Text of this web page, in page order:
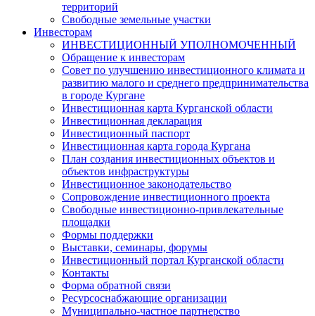
территорий
Свободные земельные участки
Инвесторам
ИНВЕСТИЦИОННЫЙ УПОЛНОМОЧЕННЫЙ
Обращение к инвесторам
Совет по улучшению инвестиционного климата и
развитию малого и среднего предпринимательства
в городе Кургане
Инвестиционная карта Курганской области
Инвестиционная декларация
Инвестиционный паспорт
Инвестиционная карта города Кургана
План создания инвестиционных объектов и
объектов инфраструктуры
Инвестиционное законодательство
Сопровождение инвестиционного проекта
Свободные инвестиционно-привлекательные
площадки
Формы поддержки
Выставки, семинары, форумы
Инвестиционный портал Курганской области
Контакты
Форма обратной связи
Ресурсоснабжающие организации
Муниципально-частное партнерство